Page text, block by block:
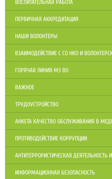
ВОСПИТАТЕЛЬНАЯ РАБОТА
ПЕРВИЧНАЯ АККРЕДИТАЦИЯ
НАШИ ВОЛОНТЕРЫ
ВЗАИМОДЕЙСТВИЕ С СО НКО И
ГОРЯЧАЯ ЛИНИЯ МЗ ВО
ВАЖНОЕ
ТРУДОУСТРОЙСТВО
АНКЕТА КАЧЕСТВО ОБСЛУЖИВАНИЯ В
ПРОТИВОДЕЙСТВИЕ КОРРУПЦИИ
АНТИТЕРРОРИСТИЧЕСКАЯ
ИНФОРМАЦИОННАЯ БЕЗОПАСНОСТЬ